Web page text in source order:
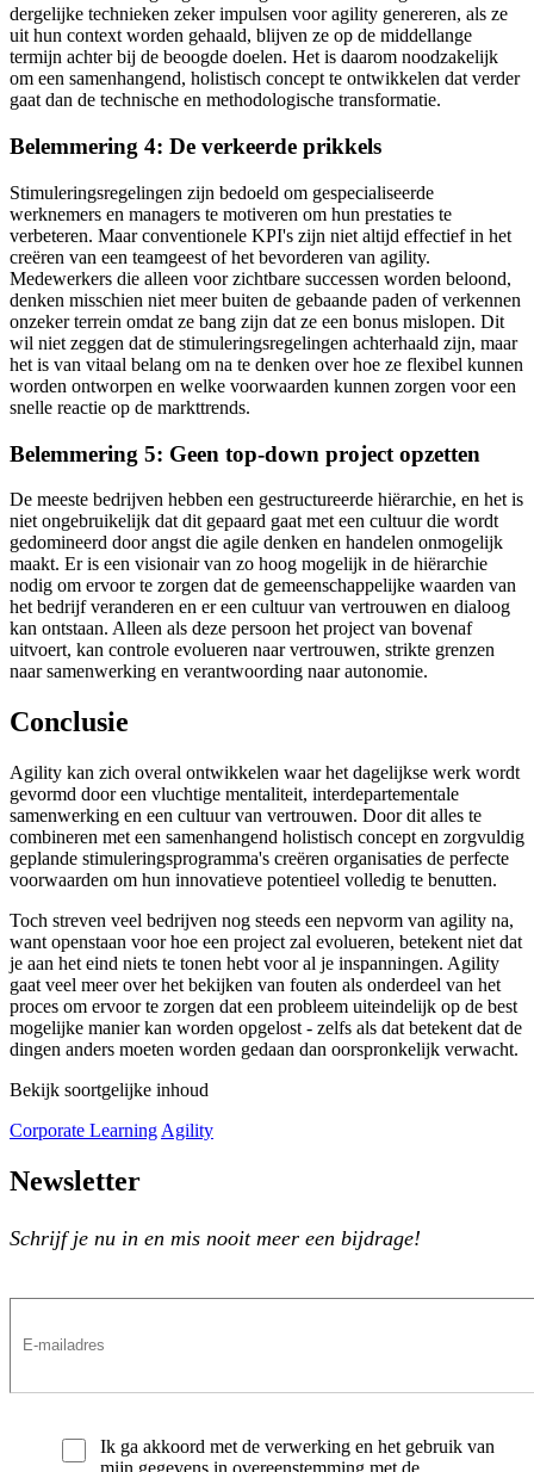
dergelijke technieken zeker impulsen voor agility genereren, als ze
uit hun context worden gehaald, blijven ze op de middellange
termijn achter bij de beoogde doelen. Het is daarom noodzakelijk
om een samenhangend, holistisch concept te ontwikkelen dat verder
gaat dan de technische en methodologische transformatie.
Belemmering 4: De verkeerde prikkels
Stimuleringsregelingen zijn bedoeld om gespecialiseerde
werknemers en managers te motiveren om hun prestaties te
verbeteren. Maar conventionele KPI's zijn niet altijd effectief in het
creëren van een teamgeest of het bevorderen van agility.
Medewerkers die alleen voor zichtbare successen worden beloond,
denken misschien niet meer buiten de gebaande paden of verkennen
onzeker terrein omdat ze bang zijn dat ze een bonus mislopen. Dit
wil niet zeggen dat de stimuleringsregelingen achterhaald zijn, maar
het is van vitaal belang om na te denken over hoe ze flexibel kunnen
worden ontworpen en welke voorwaarden kunnen zorgen voor een
snelle reactie op de markttrends.
Belemmering 5: Geen top-down project opzetten
De meeste bedrijven hebben een gestructureerde hiërarchie, en het is
niet ongebruikelijk dat dit gepaard gaat met een cultuur die wordt
gedomineerd door angst die agile denken en handelen onmogelijk
maakt. Er is een visionair van zo hoog mogelijk in de hiërarchie
nodig om ervoor te zorgen dat de gemeenschappelijke waarden van
het bedrijf veranderen en er een cultuur van vertrouwen en dialoog
kan ontstaan. Alleen als deze persoon het project van bovenaf
uitvoert, kan controle evolueren naar vertrouwen, strikte grenzen
naar samenwerking en verantwoording naar autonomie.
Conclusie
Agility kan zich overal ontwikkelen waar het dagelijkse werk wordt
gevormd door een vluchtige mentaliteit, interdepartementale
samenwerking en een cultuur van vertrouwen. Door dit alles te
combineren met een samenhangend holistisch concept en zorgvuldig
geplande stimuleringsprogramma's creëren organisaties de perfecte
voorwaarden om hun innovatieve potentieel volledig te benutten.
Toch streven veel bedrijven nog steeds een nepvorm van agility na,
want openstaan voor hoe een project zal evolueren, betekent niet dat
je aan het eind niets te tonen hebt voor al je inspanningen. Agility
gaat veel meer over het bekijken van fouten als onderdeel van het
proces om ervoor te zorgen dat een probleem uiteindelijk op de best
mogelijke manier kan worden opgelost - zelfs als dat betekent dat de
dingen anders moeten worden gedaan dan oorspronkelijk verwacht.
Bekijk soortgelijke inhoud
Corporate Learning Agility
Newsletter
Schrijf je nu in en mis nooit meer een bijdrage!
Ik ga akkoord met de verwerking en het gebruik van
mijn gegevens in overeenstemming met de